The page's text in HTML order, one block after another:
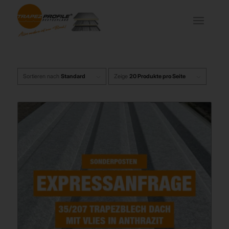
Sortieren nach Standard Zeige 20 Produkte pro Seite